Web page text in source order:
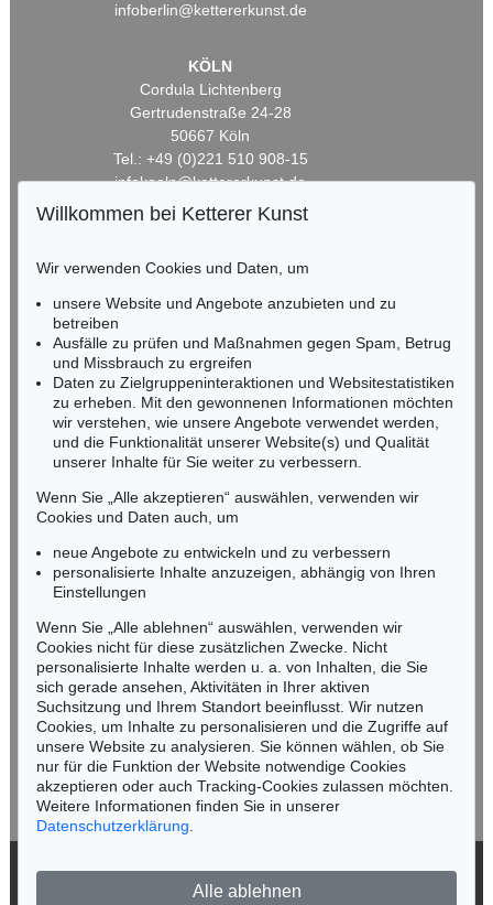
infoberlin@kettererkunst.de
KÖLN
Cordula Lichtenberg
Gertrudenstraße 24-28
50667 Köln
Tel.: +49 (0)221 510 908-15
infokoeln@kettererkunst.de
HESSEN
Miriam Heß
Tel.: +49 (0)62 21 58 80-038
Fax: +49 (0)62 21 58 80-595
infoheidelberg@kettererkunst.de
NORDDEUTSCHLAND
Nico Kassel, M.A.
Mobil: +49 (0)171 8618661
n.kassel@kettererkunst.de
Keine Auktion mehr verpassen!
Wir informieren Sie rechtzeitig.
Jetzt zum Newsletter anmelden >
Willkommen bei Ketterer Kunst
Wir verwenden Cookies und Daten, um
unsere Website und Angebote anzubieten und zu
betreiben
Ausfälle zu prüfen und Maßnahmen gegen Spam, Betrug
und Missbrauch zu ergreifen
Daten zu Zielgruppeninteraktionen und Websitestatistiken
zu erheben. Mit den gewonnenen Informationen möchten
wir verstehen, wie unsere Angebote verwendet werden,
und die Funktionalität unserer Website(s) und Qualität
unserer Inhalte für Sie weiter zu verbessern.
Wenn Sie „Alle akzeptieren“ auswählen, verwenden wir
Cookies und Daten auch, um
neue Angebote zu entwickeln und zu verbessern
personalisierte Inhalte anzuzeigen, abhängig von Ihren
Einstellungen
Wenn Sie „Alle ablehnen“ auswählen, verwenden wir
Cookies nicht für diese zusätzlichen Zwecke. Nicht
personalisierte Inhalte werden u. a. von Inhalten, die Sie
sich gerade ansehen, Aktivitäten in Ihrer aktiven
Suchsitzung und Ihrem Standort beeinflusst. Wir nutzen
Cookies, um Inhalte zu personalisieren und die Zugriffe auf
unsere Website zu analysieren. Sie können wählen, ob Sie
nur für die Funktion der Website notwendige Cookies
akzeptieren oder auch Tracking-Cookies zulassen möchten.
Weitere Informationen finden Sie in unserer
Datenschutzerklärung
Alle ablehnen